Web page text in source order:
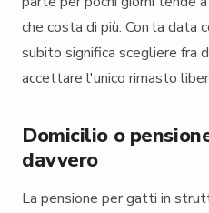
che costa di più. Con la data
subito significa scegliere fra
accettare l'unico rimasto
Domicilio o
davvero
La pensione per gatti in